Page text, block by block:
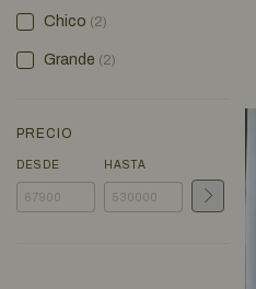
Chico (2)
Grande (2)
PRECIO
DESDE HASTA